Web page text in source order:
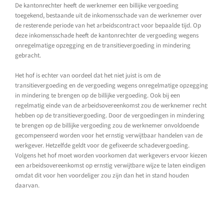
De kantonrechter heeft de werknemer een billijke vergoeding
toegekend, bestaande uit de inkomensschade van de werknemer over
de resterende periode van het arbeidscontract voor bepaalde tijd. Op
deze inkomensschade heeft de kantonrechter de vergoeding wegens
onregelmatige opzegging en de transitievergoeding in mindering
gebracht.
Het hof is echter van oordeel dat het niet juist is om de
transitievergoeding en de vergoeding wegens onregelmatige opzegging
in mindering te brengen op de billijke vergoeding. Ook bij een
regelmatig einde van de arbeidsovereenkomst zou de werknemer recht
hebben op de transitievergoeding. Door de vergoedingen in mindering
te brengen op de billijke vergoeding zou de werknemer onvoldoende
gecompenseerd worden voor het ernstig verwijtbaar handelen van de
werkgever. Hetzelfde geldt voor de gefixeerde schadevergoeding.
Volgens het hof moet worden voorkomen dat werkgevers ervoor kiezen
een arbeidsovereenkomst op ernstig verwijtbare wijze te laten eindigen
omdat dit voor hen voordeliger zou zijn dan het in stand houden
daarvan.